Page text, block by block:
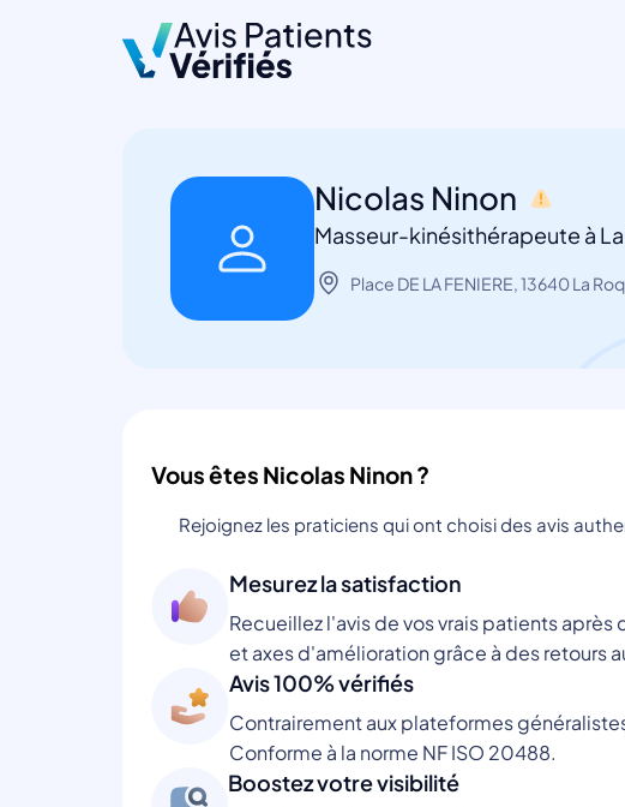
Nicolas Ninon
Masseur-kinésithérapeute à
Place DE LA FENIERE, 13640 La
Vous êtes Nicolas Ninon ?
Rejoignez les praticiens qui ont choisi des avis
Mesurez la satisfaction
Recueillez l'avis de vos vrais patients
et axes d'amélioration grâce à des retours
Avis 100% vérifiés
Contrairement aux plateformes
Conforme à la norme NF ISO 20488.
Boostez votre visibilité